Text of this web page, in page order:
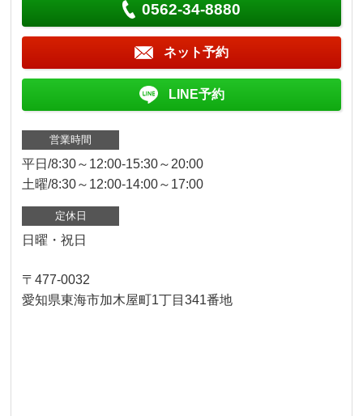
0562-34-8880
ネット予約
LINE予約
営業時間
平日/8:30～12:00-15:30～20:00
土曜/8:30～12:00-14:00～17:00
定休日
日曜・祝日
〒477-0032
愛知県東海市加木屋町1丁目341番地